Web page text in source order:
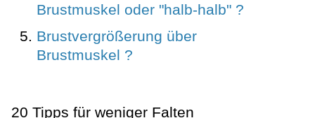
Brustmuskel oder "halb-halb" ?
Brustvergrößerung über
Brustmuskel ?
20 Tipps für weniger Falten